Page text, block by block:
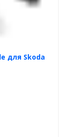
для Skoda